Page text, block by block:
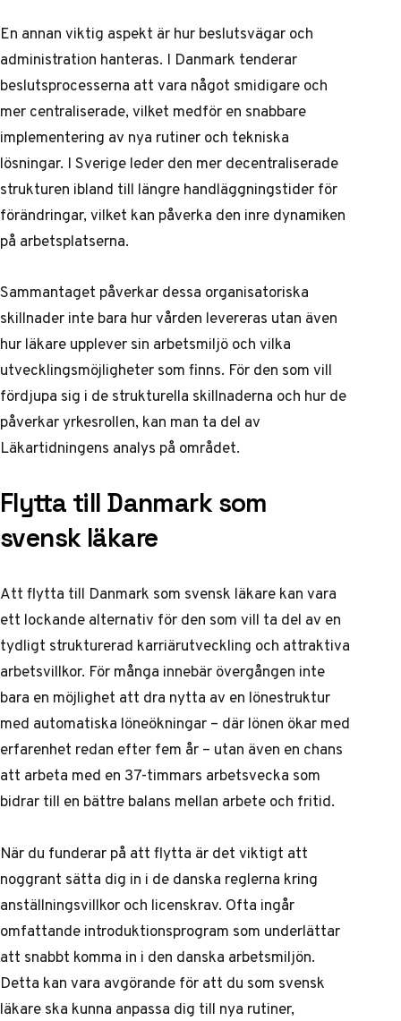
En annan viktig aspekt är hur beslutsvägar och
administration hanteras. I Danmark tenderar
beslutsprocesserna att vara något smidigare och
mer centraliserade, vilket medför en snabbare
implementering av nya rutiner och tekniska
lösningar. I Sverige leder den mer decentraliserade
strukturen ibland till längre handläggningstider för
förändringar, vilket kan påverka den inre dynamiken
på arbetsplatserna.
Sammantaget påverkar dessa organisatoriska
skillnader inte bara hur vården levereras utan även
hur läkare upplever sin arbetsmiljö och vilka
utvecklingsmöjligheter som finns. För den som vill
fördjupa sig i de strukturella skillnaderna och hur de
påverkar yrkesrollen, kan man ta del av
Läkartidningens analys på området.
Flytta till Danmark som
svensk läkare
Att flytta till Danmark som svensk läkare kan vara
ett lockande alternativ för den som vill ta del av en
tydligt strukturerad karriärutveckling och attraktiva
arbetsvillkor. För många innebär övergången inte
bara en möjlighet att dra nytta av en lönestruktur
med automatiska löneökningar – där lönen ökar med
erfarenhet redan efter fem år – utan även en chans
att arbeta med en 37-timmars arbetsvecka som
bidrar till en bättre balans mellan arbete och fritid.
När du funderar på att flytta är det viktigt att
noggrant sätta dig in i de danska reglerna kring
anställningsvillkor och licenskrav. Ofta ingår
omfattande introduktionsprogram som underlättar
att snabbt komma in i den danska arbetsmiljön.
Detta kan vara avgörande för att du som svensk
läkare ska kunna anpassa dig till nya rutiner,